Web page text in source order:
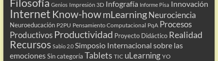
Genios Impresión 3D Infografía Informe Pisa Innovación
Internet Know-howmLearning Neurociencia
Neuroeducación P2PU Pensamiento Computacional PqA Procesos
Productivos Productividad Proyecto Didáctico Realidad
Recursos Sabio 2.0 Simposio Internacional sobre las
emociones Sin categoría Tablets TIC uLearning YO